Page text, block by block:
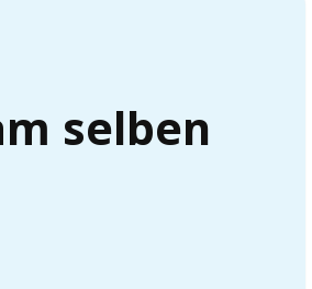
selben